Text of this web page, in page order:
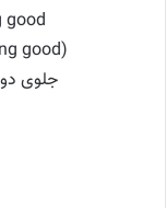
good
(du nunapi adeukaejyeo feeling good)
جلوی